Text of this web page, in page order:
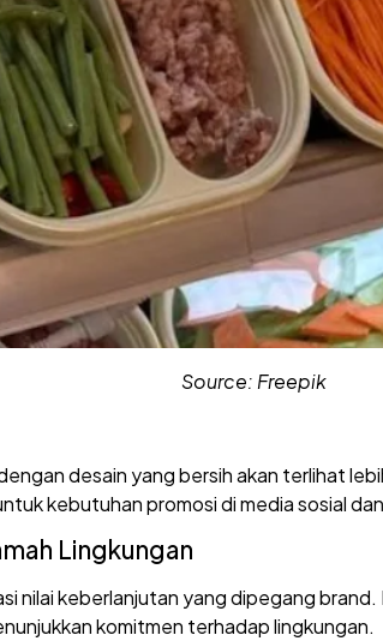
Source: Freepik
desain yang bersih akan terlihat
kebutuhan promosi di media sosial
Lingkungan
nilai keberlanjutan yang dipegang
komitmen terhadap lingkungan.